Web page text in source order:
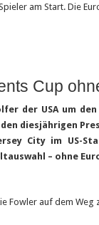
am Start. Die
Cup
der USA um
diesjährigen
City im US-
– ohne
Fowler auf dem Weg